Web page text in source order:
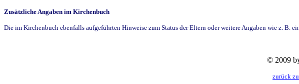
Zusätzliche Angaben im Kirchenbuch
Die im Kirchenbuch ebenfalls aufgeführten Hinweise zum Status der Eltern oder weitere Angaben wie z. B.
© 2009
zurück